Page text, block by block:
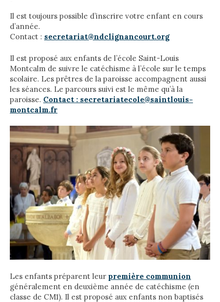
Il est toujours possible d’inscrire votre enfant en cours
d’année.
Contact : secretariat@ndclignancourt.org
Il est proposé aux enfants de l’école Saint-Louis
Montcalm de suivre le catéchisme à l’école sur le temps
scolaire. Les prêtres de la paroisse accompagnent aussi
les séances. Le parcours suivi est le même qu’à la
paroisse. Contact : secretariatecole@saintlouis-
montcalm.fr
Les enfants préparent leur première communion
généralement en deuxième année de catéchisme (en
classe de CM1). Il est proposé aux enfants non baptisés